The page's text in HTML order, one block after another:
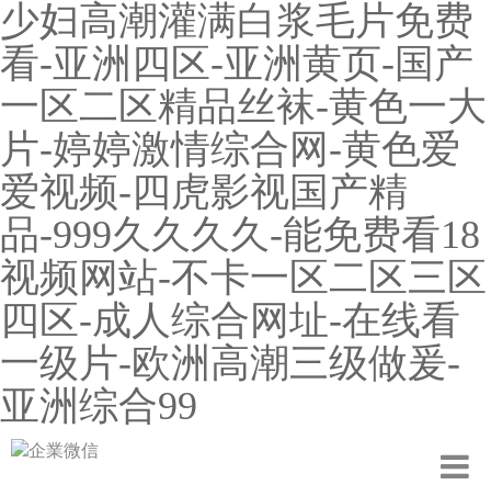
少妇高潮灌满白浆毛片免费
看-亚洲四区-亚洲黄页-国产
一区二区精品丝袜-黄色一大
片-婷婷激情综合网-黄色爱
爱视频-四虎影视国产精
品-999久久久久-能免费看18
视频网站-不卡一区二区三区
四区-成人综合网址-在线看
一级片-欧洲高潮三级做爰-
亚洲综合99